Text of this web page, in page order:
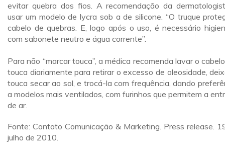
evitar quebra dos fios. A recomendação da
usar um modelo de lycra sob a de silicone. “O truque
cabelo de quebras. E, logo após o uso, é necessário
com sabonete neutro e água corrente”.
Para não “marcar touca”, a médica recomenda lavar o
touca diariamente para retirar o excesso de oleosidade,
touca secar ao sol, e trocá-la com frequência, dando
a modelos mais ventilados, com furinhos que permitem a
de ar.
Fonte: Contato Comunicação & Marketing. Press release.
julho de 2010.